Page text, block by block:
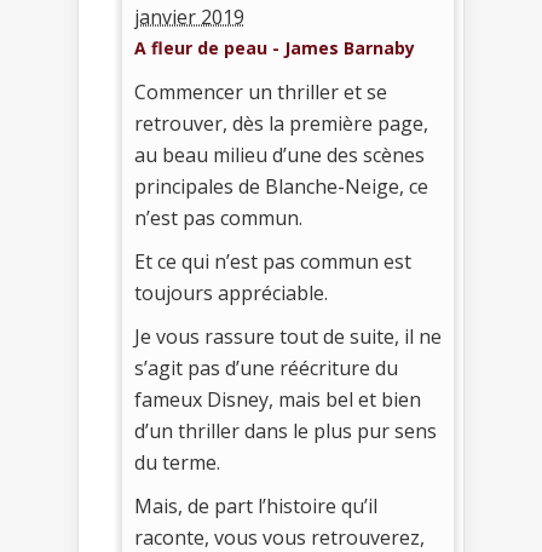
janvier 2019
A fleur de peau - James Barnaby
Commencer un thriller et se
retrouver, dès la première page,
au beau milieu d’une des scènes
principales de Blanche-Neige, ce
n’est pas commun.
Et ce qui n’est pas commun est
toujours appréciable.
Je vous rassure tout de suite, il ne
s’agit pas d’une réécriture du
fameux Disney, mais bel et bien
d’un thriller dans le plus pur sens
du terme.
Mais, de part l’histoire qu’il
raconte, vous vous retrouverez,